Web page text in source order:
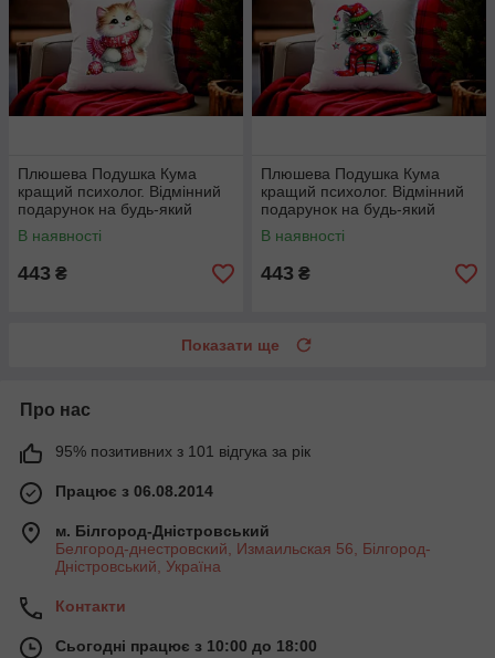
Плюшева Подушка Кума
кращий психолог. Відмінний
подарунок на будь-який
привід.
В наявності
443 ₴
Плюшева Подушка Кума
кращий психолог. Відмінний
подарунок на будь-який
привід.
В наявності
443 ₴
Показати ще
Про нас
95% позитивних з 101 відгука за рік
Працює з 06.08.2014
м. Білгород-Дністровський
Белгород-днестровский, Измаильская 56, Білгород-
Дністровський, Україна
Контакти
Сьогодні працює з 10:00 до 18:00